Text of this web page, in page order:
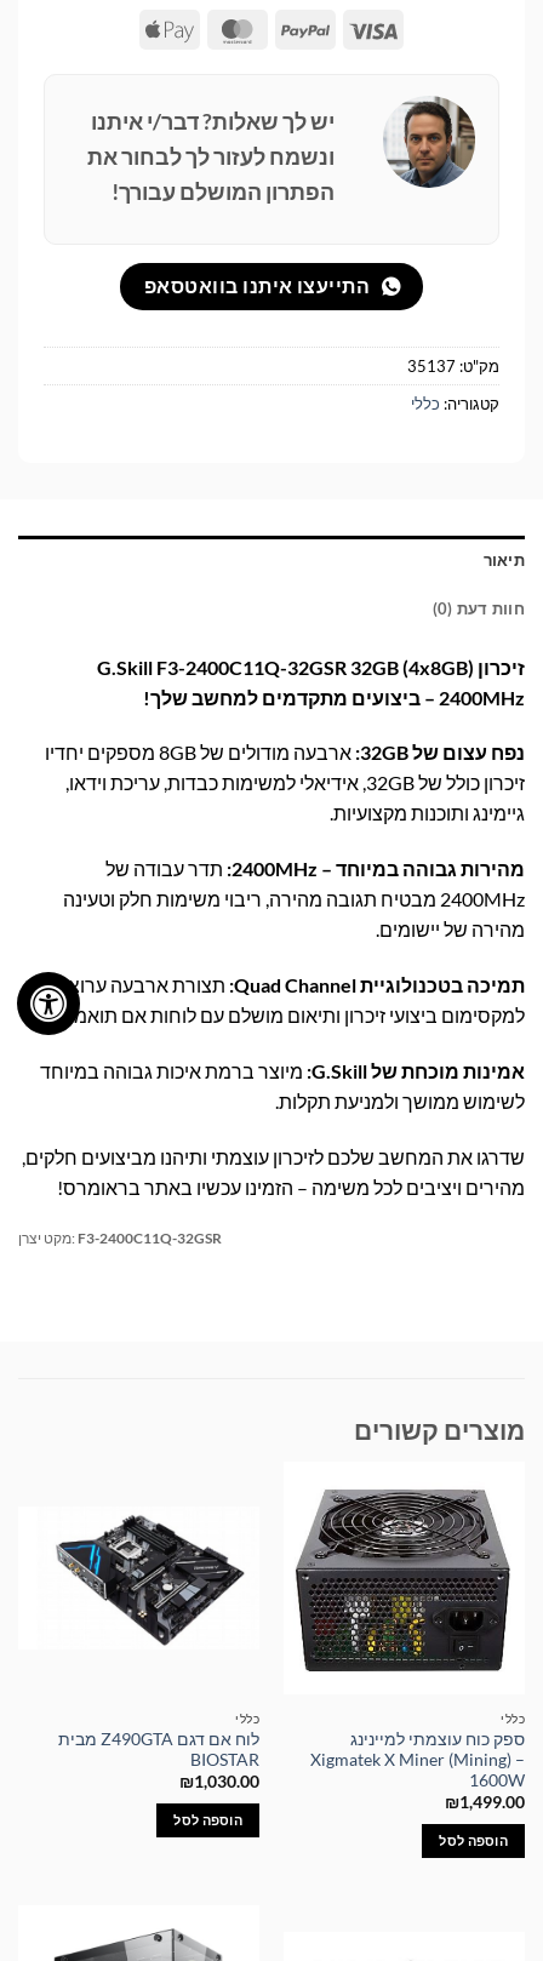
Visa
PayPal
MasterCard
Apple
יש לך שאלות? דבר/י איתנו
ונשמח לעזור לך לבחור את
הפתרון המושלם עבורך!
התייעצו איתנו בוואטסאפ
מק"ט: 35137
קטגוריה: כללי
תיאור
חוות דעת (0)
זיכרון G.Skill F3-2400C11Q-32GSR 32GB (4x8GB)
2400MHz – ביצועים מתקדמים למחשב שלך!
נפח עצום של 32GB:
ארבעה מודולים של 8GB מספקים יחדיו
זיכרון כולל של 32GB, אידיאלי למשימות כבדות, עריכת וידאו,
גיימינג ותוכנות מקצועיות.
מהירות גבוהה במיוחד – 2400MHz:
תדר עבודה של
2400MHz מבטיח תגובה מהירה, ריבוי משימות חלק וטעינה
מהירה של יישומים.
תמיכה בטכנולוגיית Quad Channel:
תצורת ארבעה ערוצים
למקסימום ביצועי זיכרון ותיאום מושלם עם לוחות אם תואמים.
אמינות מוכחת של G.Skill:
מיוצר ברמת איכות גבוהה במיוחד
לשימוש ממושך ולמניעת תקלות.
שדרגו את המחשב שלכם לזיכרון עוצמתי ותיהנו מביצועים חלקים,
מהירים ויציבים לכל משימה – הזמינו עכשיו באתר בראומרס!
מקט יצרן: F3-2400C11Q-32GSR
מוצרים קשורים
כללי
ספק כוח עוצמתי למיינינג
Xigmatek X Miner (Mining) –
1600W
₪1,499.00
הוספה לסל
כללי
לוח אם דגם Z490GTA מבית
BIOSTAR
₪1,030.00
הוספה לסל